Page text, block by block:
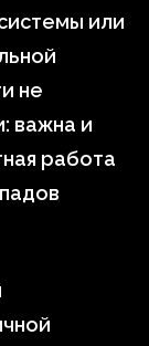
или
не
важна и
работа